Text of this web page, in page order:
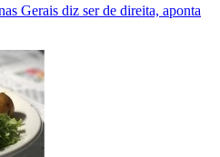
Gerais diz ser de direita, aponta